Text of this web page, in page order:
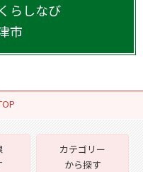
らしなび
市
カテゴリー
から探す